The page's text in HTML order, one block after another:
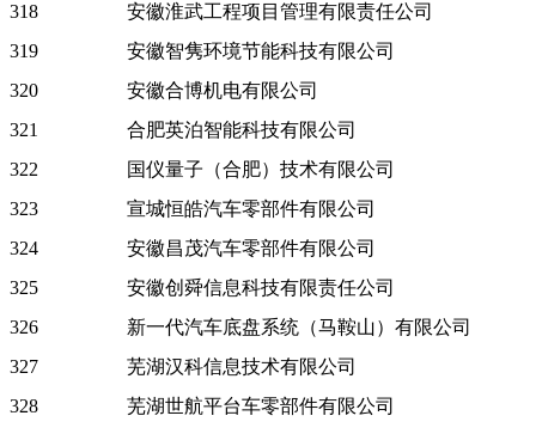
318
安徽淮武工程项目管理有限责任公司
319
安徽智隽环境节能科技有限公司
320
安徽合博机电有限公司
321
合肥英泊智能科技有限公司
322
国仪量子（合肥）技术有限公司
323
宣城恒皓汽车零部件有限公司
324
安徽昌茂汽车零部件有限公司
325
安徽创舜信息科技有限责任公司
326
新一代汽车底盘系统（马鞍山）有限公司
327
芜湖汉科信息技术有限公司
328
芜湖世航平台车零部件有限公司